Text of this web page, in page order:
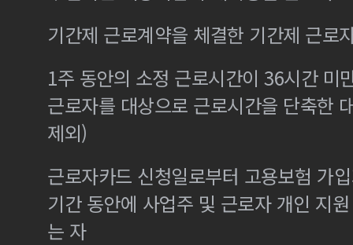
기간제 근로계약을 체결한 기간제 근로
1주 동안의 소정 근로시간이 36시간 미
근로자를 대상으로 근로시간을 단축한
제외)
근로자카드 신청일로부터 고용보험 가
기간 동안에 사업주 및 근로자 개인 지
는 자